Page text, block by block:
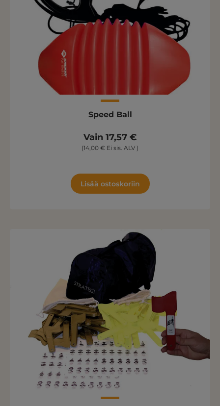
Speed Ball
Vain 17,57 €
(14,00 € Ei sis. ALV )
Lisää ostoskoriin